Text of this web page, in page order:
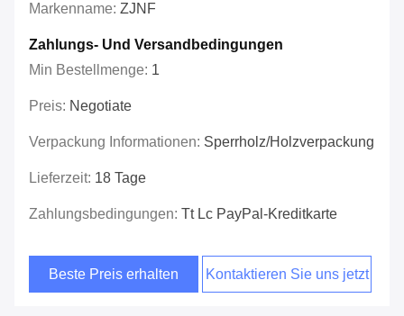
Markenname: ZJNF
Zahlungs- Und Versandbedingungen
Min Bestellmenge: 1
Preis: Negotiate
Verpackung Informationen: Sperrholz/Holzverpackung
Lieferzeit: 18 Tage
Zahlungsbedingungen: Tt Lc PayPal-Kreditkarte
Beste Preis erhalten Kontaktieren Sie uns jetzt